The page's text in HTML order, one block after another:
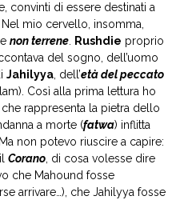
convinti di essere destinati a
. Nel mio cervello, insomma,
non terrene Rushdie proprio
del sogno, dell’uomo
Jahilyya , dell’età del peccato
Così alla prima lettura ho
rappresenta la pietra dello
a morte (fatwa) inflitta
non potevo riuscire a capire:
Corano , di cosa volesse dire
che Mahound fosse
arrivare…), che Jahilyya fosse